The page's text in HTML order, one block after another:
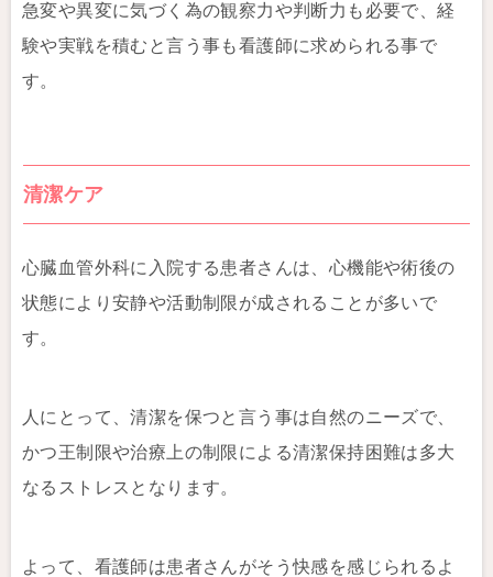
急変や異変に気づく為の観察力や判断力も必要で、経
験や実戦を積むと言う事も看護師に求められる事で
す。
清潔ケア
心臓血管外科に入院する患者さんは、心機能や術後の
状態により安静や活動制限が成されることが多いで
す。
人にとって、清潔を保つと言う事は自然のニーズで、
かつ王制限や治療上の制限による清潔保持困難は多大
なるストレスとなります。
よって、看護師は患者さんがそう快感を感じられるよ